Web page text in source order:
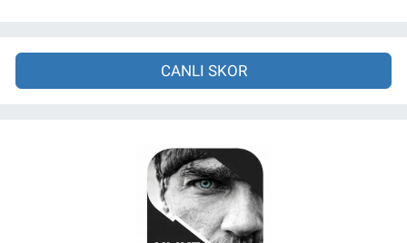
CANLI SKOR